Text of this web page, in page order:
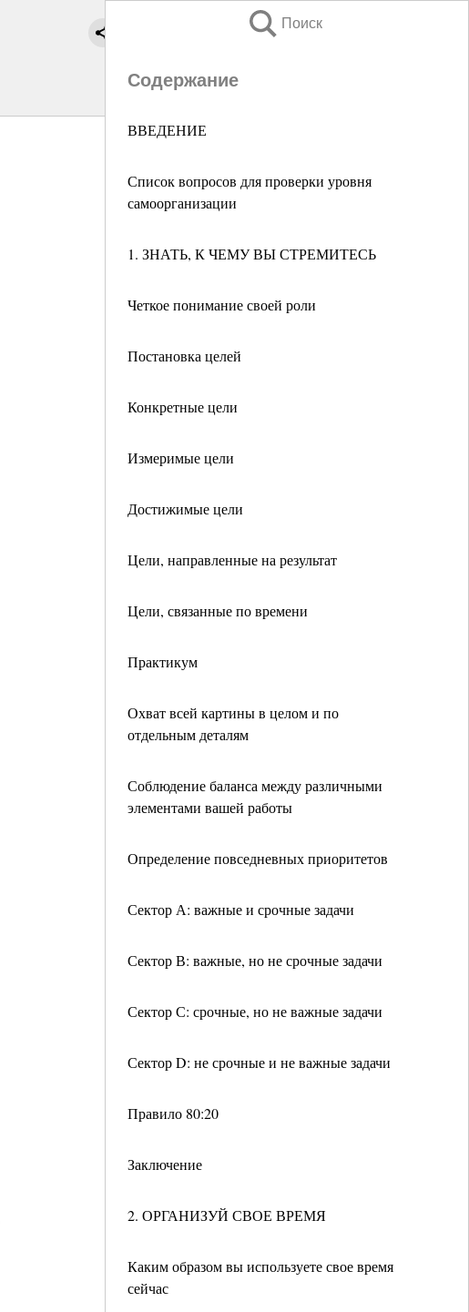
Поиск
Содержание
ВВЕДЕНИЕ
Список вопросов для проверки уровня
самоорганизации
1. ЗНАТЬ, К ЧЕМУ ВЫ СТРЕМИТЕСЬ
Четкое понимание своей роли
Постановка целей
Конкретные цели
Измеримые цели
Достижимые цели
Цели, направленные на результат
Цели, связанные по времени
Практикум
Охват всей картины в целом и по
отдельным деталям
Соблюдение баланса между различными
элементами вашей работы
Определение повседневных приоритетов
Сектор А: важные и срочные задачи
Сектор В: важные, но не срочные задачи
Сектор С: срочные, но не важные задачи
Сектор D: не срочные и не важные задачи
Правило 80:20
Заключение
2. ОРГАНИЗУЙ СВОЕ ВРЕМЯ
Каким образом вы используете свое время
сейчас